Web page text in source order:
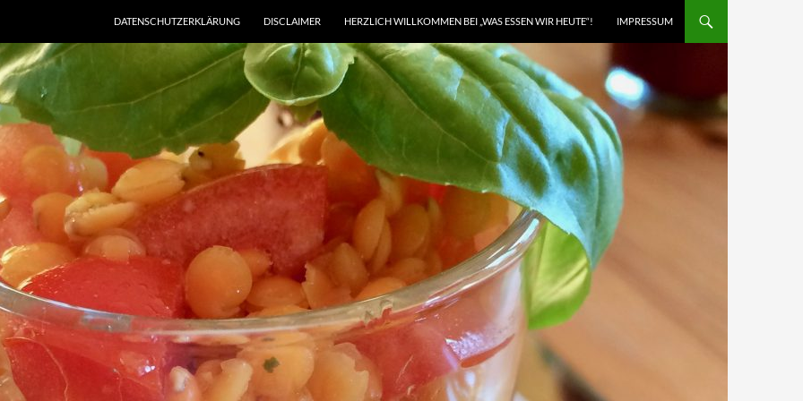
DATENSCHUTZERKLÄRUNG DISCLAIMER HERZLICH WILLKOMMEN BEI „WAS ESSEN WIR HEUTE“! IMPRESSUM